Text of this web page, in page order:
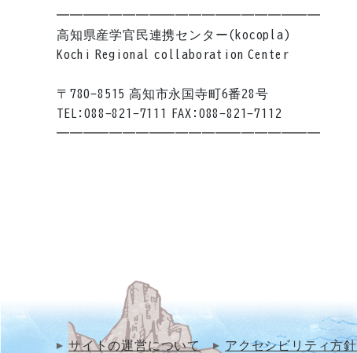
━━━━━━━━━━━━━━━━━━━━
高知県産学官民連携センター(kocopla)
Kochi Regional collaboration Center
〒780-8515 高知市永国寺町6番28号
TEL:088-821-7111 FAX:088-821-7112
━━━━━━━━━━━━━━━━━━━━
サイトの運営について アクセシビリティ方針